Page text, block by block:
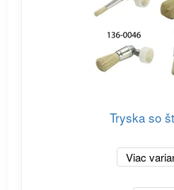
Tryska so
Viac